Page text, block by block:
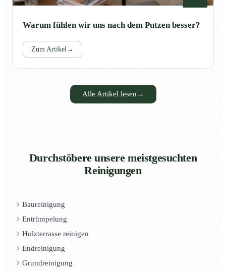
Warum fühlen wir uns nach dem Putzen besser?
Zum Artikel →
Alle Artikel lesen →
Durchstöbere unsere meistgesuchten
Reinigungen
Baureinigung
Entrümpelung
Holzterrasse reinigen
Endreinigung
Grundreinigung